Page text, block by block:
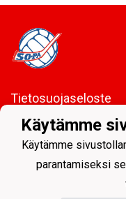
Tietosuojaseloste
Sodankylän Pallo
Käytämme
Käytämme
parantamiseksi